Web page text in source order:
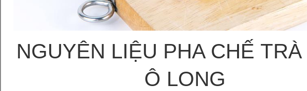
NGUYÊN LIỆU PHA CHẾ
Ô LONG